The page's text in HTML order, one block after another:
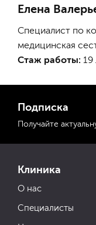
Елена
Специалист по
медицинская
Стаж работы: 19
Клиника
О нас
Специалисты
Подписка
Получайте